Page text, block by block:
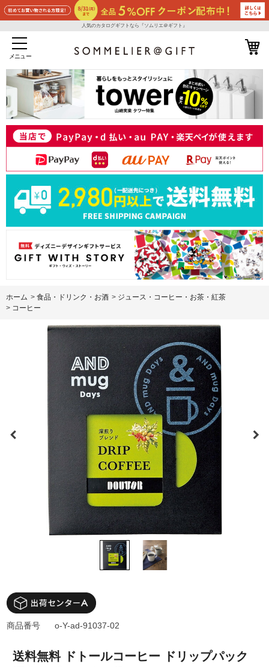
人気のカタログギフトなら『ソムリエ＠ギフト』
メニュー
ホーム > 食品・ドリンク・お酒 > ジュース・コーヒー・お茶・紅茶
> コーヒー
送料無料 ドトールコーヒー ドリップパック
商品番号 o-Y-ad-91037-02